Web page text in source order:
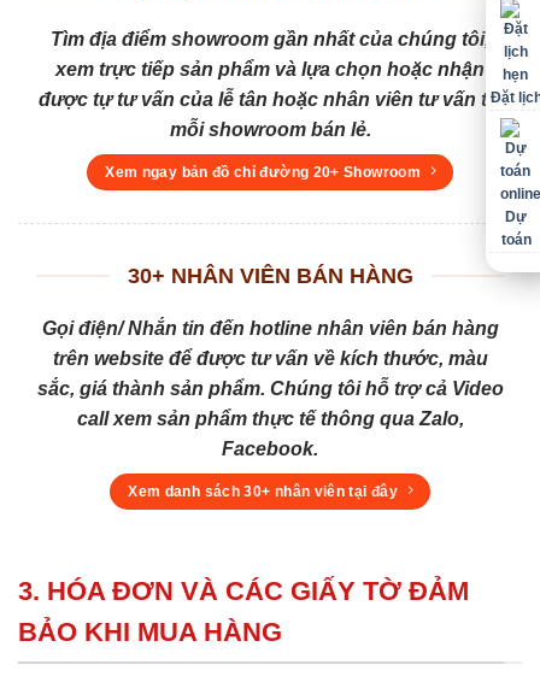
Tìm địa điểm showroom gần nhất của chúng tôi,
xem trực tiếp sản phẩm và lựa chọn hoặc nhận
được tự tư vấn của lễ tân hoặc nhân viên tư vấn tại
mỗi showroom bán lẻ.
Xem ngay bản đồ chỉ đường 20+ Showroom
30+ NHÂN VIÊN BÁN HÀNG
Gọi điện/ Nhắn tin đến hotline nhân viên bán hàng
trên website để được tư vấn về kích thước, màu
sắc, giá thành sản phẩm. Chúng tôi hỗ trợ cả Video
call xem sản phẩm thực tế thông qua Zalo,
Facebook.
Xem danh sách 30+ nhân viên tại đây
3. HÓA ĐƠN VÀ CÁC GIẤY TỜ ĐẢM
BẢO KHI MUA HÀNG
Đặt
Dự
toán